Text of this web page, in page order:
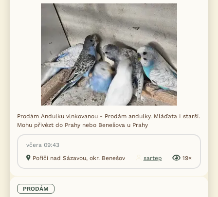
Prodám Andulku vlnkovanou - Prodám andulky. Mláďata I starší.
Mohu přivézt do Prahy nebo Benešova u Prahy
včera 09:43
Poříčí nad Sázavou, okr. Benešov
sartep 19×
PRODÁM